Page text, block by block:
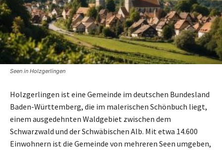
Seen in Holzgerlingen
Holzgerlingen ist eine Gemeinde im deutschen Bundesland
Baden-Württemberg, die im malerischen Schönbuch liegt,
einem ausgedehnten Waldgebiet zwischen dem
Schwarzwald und der Schwäbischen Alb. Mit etwa 14.600
Einwohnern ist die Gemeinde von mehreren Seen umgeben,